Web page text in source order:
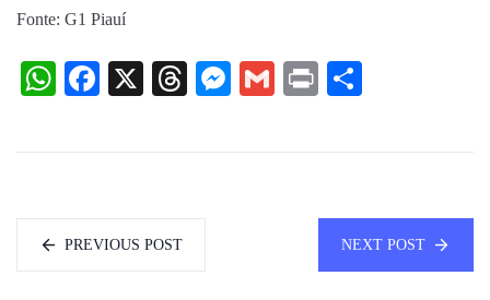
Fonte: G1 Piauí
WhatsApp
Facebook
X Threads
Messenger
Gmail
Print
PREVIOUS POST NEXT POST